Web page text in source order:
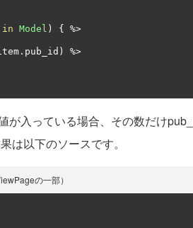
in Model ) {
%>
. pub_id )
%>
が入っている場合、その数だけ
は以下のソースです。
の一部）